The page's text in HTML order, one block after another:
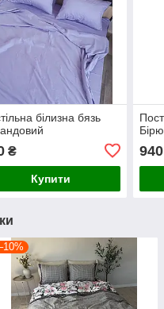
білизна бязь
₴
Купити
940